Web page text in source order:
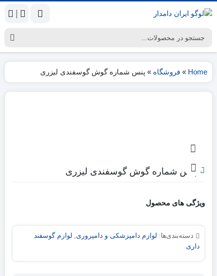
Home
» فروشگاه » پنس شماره گوش گوسفندی لیزری
پنس شماره گوش گوسفندی لیزری
ویژگی های محصول
دسته‌بندی‌ها: لوازم دامپزشکی و دامپروری
لوازم گوسفند
داری